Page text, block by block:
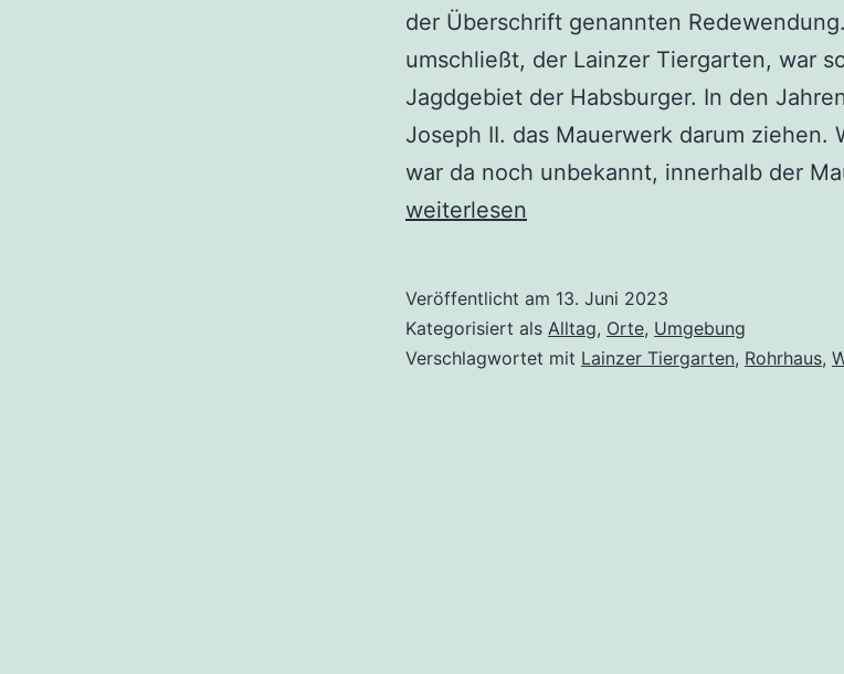
der Überschrift genannten
umschließt, der Lainzer Tiergarten, war
Jagdgebiet der Habsburger. In den
Joseph II. das Mauerwerk darum ziehen.
war da noch unbekannt, innerhalb der
weiterlesen
Veröffentlicht am 13. Juni 2023
Kategorisiert als Alltag, Orte, Umgebung
Verschlagwortet mit Lainzer Tiergarten, Rohrhaus,